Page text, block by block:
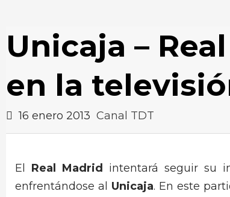
Unicaja –
en la
16 enero 2013 Canal TDT
El Real Madrid intentará seguir su
enfrentándose al Unicaja. En este